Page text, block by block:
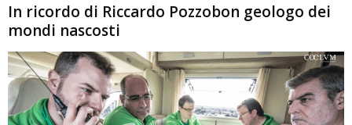
In ricordo di Riccardo Pozzobon geologo dei
mondi nascosti